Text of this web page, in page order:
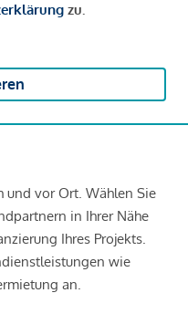
zu.
und vor Ort. Wählen Sie
in Ihrer Nähe
Ihres Projekts.
wie
an.